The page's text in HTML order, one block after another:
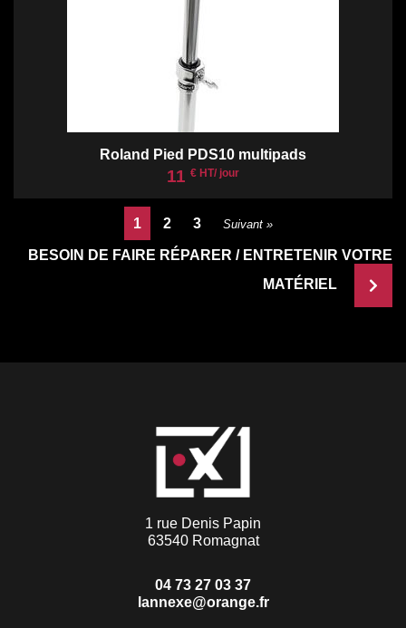
Roland Pied PDS10 multipads
11 € HT/ jour
1 2 3 Suivant »
BESOIN DE FAIRE RÉPARER / ENTRETENIR VOTRE
MATÉRIEL
1 rue Denis Papin
63540 Romagnat
04 73 27 03 37
lannexe@orange.fr